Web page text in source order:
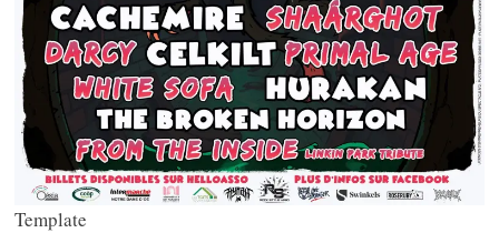
Template